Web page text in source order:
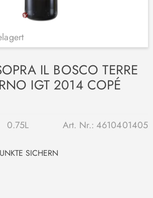
IL BOSCO TERRE
IGT 2014 COPÉ
0.75L Art. Nr.: 4610401405
SICHERN